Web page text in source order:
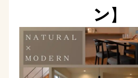
ン】